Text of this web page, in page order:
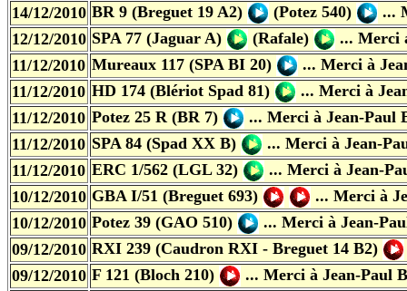
14/12/2010 BR 9 (Breguet 19 A2) (Potez 540) ...
12/12/2010 SPA 77 (Jaguar A) (Rafale) ... Merci
11/12/2010 Mureaux 117 (SPA BI 20) ... Merci à
11/12/2010 HD 174 (Blériot Spad 81) ... Merci à
11/12/2010 Potez 25 R (BR 7) ... Merci à Jean-Paul
11/12/2010 SPA 84 (Spad XX B) ... Merci à Jean-
11/12/2010 ERC 1/562 (LGL 32) ... Merci à Jean-
10/12/2010 GBA I/51 (Breguet 693) ... Merci à
10/12/2010 Potez 39 (GAO 510) ... Merci à Jean-
09/12/2010 RXI 239 (Caudron RXI - Breguet 14 B2)
09/12/2010 F 121 (Bloch 210) ... Merci à Jean-Paul